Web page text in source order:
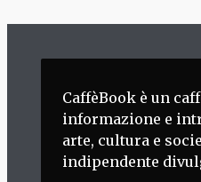
CaffèBook è un
informazione e
arte, cultura e
indipendente